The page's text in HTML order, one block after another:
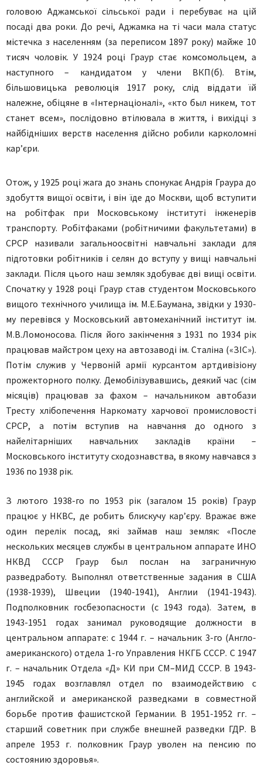
головою Аджамської сільської ради і перебуває на цій
посаді два роки. До речі, Аджамка на ті часи мала статус
містечка з населенням (за переписом 1897 року) майже 10
тисяч чоловік. У 1924 році Граур стає комсомольцем, а
наступного – кандидатом у члени ВКП(б). Втім,
більшовицька революція 1917 року, слід віддати їй
належне, обіцяне в «Інтернаціоналі», «кто был никем, тот
станет всем», послідовно втілювала в життя, і вихідці з
найбідніших верств населення дійсно робили карколомні
кар’єри.
Отож, у 1925 році жага до знань спонукає Андрія Граура до
здобуття вищої освіти, і він їде до Москви, щоб вступити
на робітфак при Московському інституті інженерів
транспорту. Робітфаками (робітничими факультетами) в
СРСР називали загальноосвітні навчальні заклади для
підготовки робітників і селян до вступу у вищі навчальні
заклади. Після цього наш земляк здобуває дві вищі освіти.
Спочатку у 1928 році Граур став студентом Московського
вищого технічного училища ім. М.Е.Баумана, звідки у 1930-
му перевівся у Московський автомеханічний інститут ім.
М.В.Ломоносова. Після його закінчення з 1931 по 1934 рік
працював майстром цеху на автозаводі ім. Сталіна («ЗІС»).
Потім служив у Червоній армії курсантом артдивізіону
прожекторного полку. Демобілізувавшись, деякий час (сім
місяців) працював за фахом – начальником автобази
Тресту хлібопечення Наркомату харчової промисловості
СРСР, а потім вступив на навчання до одного з
найелітарніших навчальних закладів країни –
Московського інституту сходознавства, в якому навчався з
1936 по 1938 рік.
З лютого 1938-го по 1953 рік (загалом 15 років) Граур
працює у НКВС, де робить блискучу кар’єру. Вражає вже
один перелік посад, які займав наш земляк: «После
нескольких месяцев службы в центральном аппарате ИНО
НКВД СССР Граур был послан на заграничную
разведработу. Выполнял ответственные задания в США
(1938-1939), Швеции (1940-1941), Англии (1941-1943).
Подполковник госбезопасности (с 1943 года). Затем, в
1943-1951 годах занимал руководящие должности в
центральном аппарате: с 1944 г. – начальник 3-го (Англо-
американского) отдела 1-го Управления НКГБ СССР. С 1947
г. – начальник Отдела «Д» КИ при СМ–МИД СССР. В 1943-
1945 годах возглавлял отдел по взаимодействию с
английской и американской разведками в совместной
борьбе против фашистской Германии. В 1951-1952 гг. –
старший советник при службе внешней разведки ГДР. В
апреле 1953 г. полковник Граур уволен на пенсию по
состоянию здоровья».